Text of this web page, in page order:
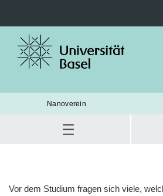
Nanoverein
mit Linux?
Vor dem Studium fragen sich viele,